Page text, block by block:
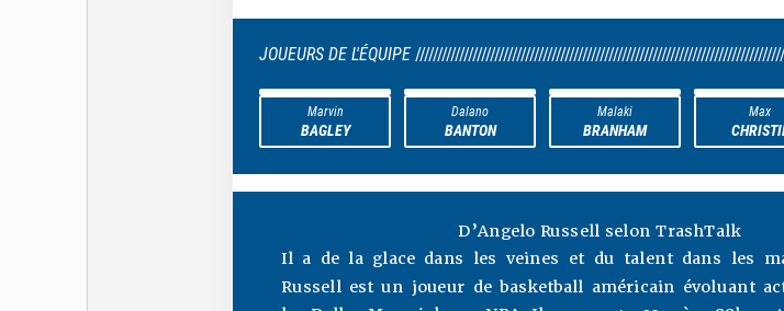
JOUEURS DE L'ÉQUIPE
Marvin
BAGLEY
Dalano
BANTON
Malaki
BRANHAM
Max
D’Angelo Russell selon TrashTalk
Il a de la glace dans les veines et du talent dans les
Russell est un joueur de basketball américain évoluant